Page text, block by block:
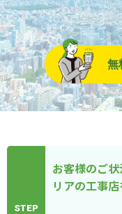
無
STEP
お客様のご
リアの工事